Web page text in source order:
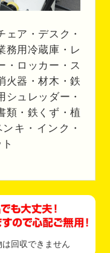
ア・デスク・
務用冷蔵庫・レ
・ロッカー・ス
火器・材木・鉄
シュレッダー・
類・鉄くず・植
キ・インク・
回収できません